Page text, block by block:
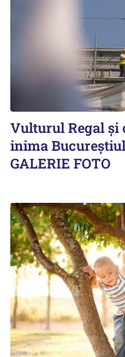
Vulturul Regal și
inima
GALERIE FOTO